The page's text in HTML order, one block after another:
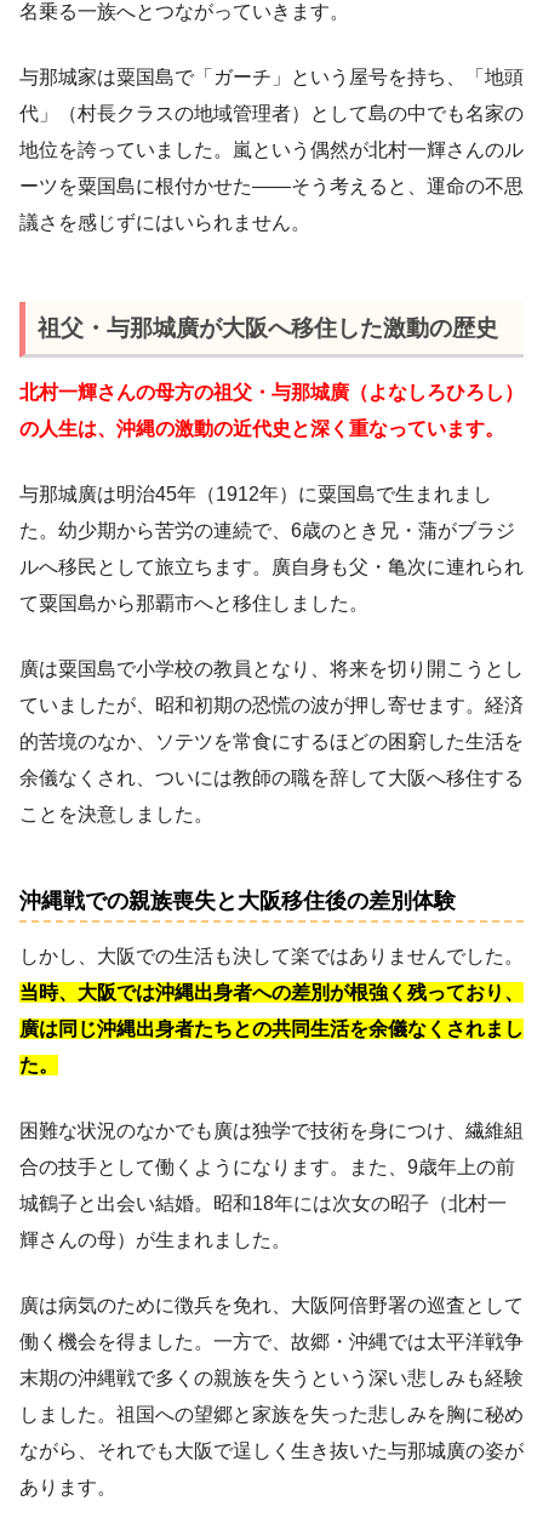
名乗る一族へとつながっていきます。
与那城家は粟国島で「ガーチ」という屋号を持ち、「地頭
代」（村長クラスの地域管理者）として島の中でも名家の
地位を誇っていました。嵐という偶然が北村一輝さんのル
ーツを粟国島に根付かせた——そう考えると、運命の不思
議さを感じずにはいられません。
祖父・与那城廣が大阪へ移住した激動の歴史
北村一輝さんの母方の祖父・与那城廣（よなしろひろし）
の人生は、沖縄の激動の近代史と深く重なっています。
与那城廣は明治45年（1912年）に粟国島で生まれまし
た。幼少期から苦労の連続で、6歳のとき兄・蒲がブラジ
ルへ移民として旅立ちます。廣自身も父・亀次に連れられ
て粟国島から那覇市へと移住しました。
廣は粟国島で小学校の教員となり、将来を切り開こうとし
ていましたが、昭和初期の恐慌の波が押し寄せます。経済
的苦境のなか、ソテツを常食にするほどの困窮した生活を
余儀なくされ、ついには教師の職を辞して大阪へ移住する
ことを決意しました。
沖縄戦での親族喪失と大阪移住後の差別体験
しかし、大阪での生活も決して楽ではありませんでした。
当時、大阪では沖縄出身者への差別が根強く残っており、
廣は同じ沖縄出身者たちとの共同生活を余儀なくされまし
た。
困難な状況のなかでも廣は独学で技術を身につけ、繊維組
合の技手として働くようになります。また、9歳年上の前
城鶴子と出会い結婚。昭和18年には次女の昭子（北村一
輝さんの母）が生まれました。
廣は病気のために徴兵を免れ、大阪阿倍野署の巡査として
働く機会を得ました。一方で、故郷・沖縄では太平洋戦争
末期の沖縄戦で多くの親族を失うという深い悲しみも経験
しました。祖国への望郷と家族を失った悲しみを胸に秘め
ながら、それでも大阪で逞しく生き抜いた与那城廣の姿が
あります。